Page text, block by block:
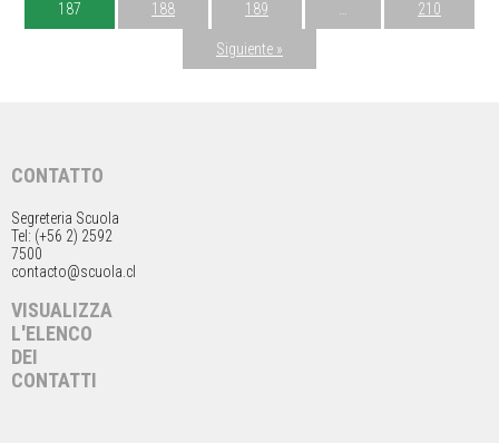
187 188 189 210
Siguiente »
CONTATTO
Segreteria Scuola
Tel: (+56 2) 2592
7500
contacto@scuola.cl
VISUALIZZA
L'ELENCO
DEI
CONTATTI